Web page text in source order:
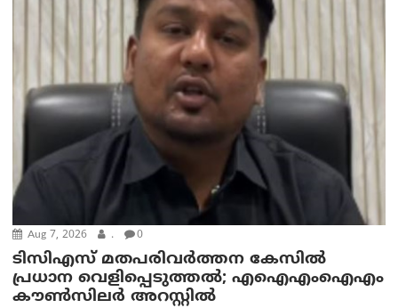
Aug 7, 2026 . 0
ടിസിഎസ് മതപരിവർത്തന കേസിൽ
പ്രധാന വെളിപ്പെടുത്തൽ; എഐഎംഐഎം
കൗൺസിലർ അറസ്റ്റിൽ